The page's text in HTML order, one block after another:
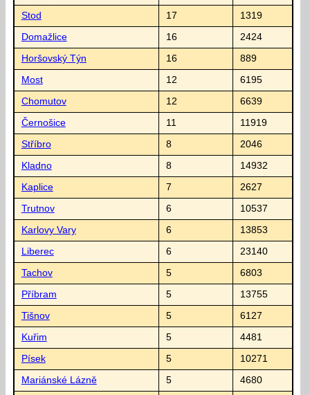
Stod 17 1319
Domažlice 16 2424
Horšovský Týn 16 889
Most 12 6195
Chomutov 12 6639
Černošice 11 11919
Stříbro 8 2046
Kladno 8 14932
Kaplice 7 2627
Trutnov 6 10537
Karlovy Vary 6 13853
Liberec 6 23140
Tachov 5 6803
Příbram 5 13755
Tišnov 5 6127
Kuřim 5 4481
Písek 5 10271
Mariánské Lázně 5 4680